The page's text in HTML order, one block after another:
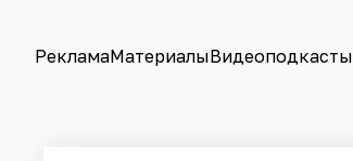
РекламаМатериалыВидеоподкасты